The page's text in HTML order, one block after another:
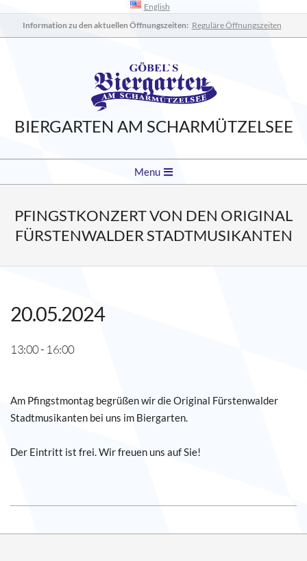
content
English
Information zu den aktuellen Öffnungszeiten: Reguläre Öffnungszeiten
BIERGARTEN AM SCHARMÜTZELSEE
Navigation
Menu
PFINGSTKONZERT VON DEN ORIGINAL
FÜRSTENWALDER STADTMUSIKANTEN
20.05.2024
13:00 - 16:00
Am Pfingstmontag begrüßen wir die Original Fürstenwalder
Stadtmusikanten bei uns im Biergarten.
Der Eintritt ist frei. Wir freuen uns auf Sie!
05-